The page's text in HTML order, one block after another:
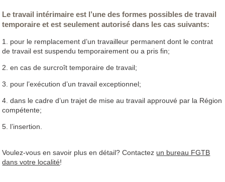
Le travail intérimaire est l’une des formes possibles de travail
temporaire et est seulement autorisé dans les cas suivants:
1. pour le remplacement d’un travailleur permanent dont le contrat
de travail est suspendu temporairement ou a pris fin;
2. en cas de surcroît temporaire de travail;
3. pour l’exécution d’un travail exceptionnel;
4. dans le cadre d’un trajet de mise au travail approuvé par la Région
compétente;
5. l’insertion.
Voulez-vous en savoir plus en détail? Contactez un bureau FGTB
dans votre localité!